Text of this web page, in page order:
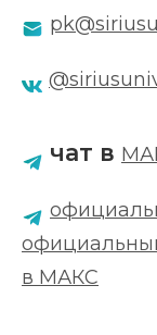
чат в
в МАКС